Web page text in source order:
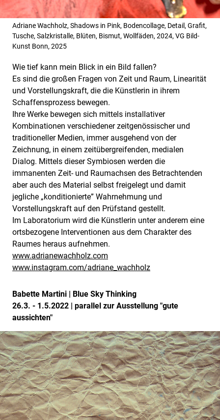
Adriane Wachholz, Shadows in Pink, Bodencollage, Detail, Grafit,
Tusche, Salzkristalle, Blüten, Bismut, Wollfäden, 2024, VG Bild-
Kunst Bonn, 2025
Wie tief kann mein Blick in ein Bild fallen?
Es sind die großen Fragen von Zeit und Raum, Linearität
und Vorstellungskraft, die die Künstlerin in ihrem
Schaffensprozess bewegen.
Ihre Werke bewegen sich mittels installativer
Kombinationen verschiedener zeitgenössischer und
traditioneller Medien, immer ausgehend von der
Zeichnung, in einem zeitübergreifenden, medialen
Dialog. Mittels dieser Symbiosen werden die
immanenten Zeit- und Raumachsen des Betrachtenden
aber auch des Material selbst freigelegt und damit
jegliche „konditionierte” Wahrnehmung und
Vorstellungskraft auf den Prüfstand gestellt.
Im Laboratorium wird die Künstlerin unter anderem eine
ortsbezogene Interventionen aus dem Charakter des
Raumes heraus aufnehmen.
www.adrianewachholz.com
www.instagram.com/adriane_wachholz
Babette Martini | Blue Sky Thinking
26.3. - 1.5.2022 | parallel zur Ausstellung "gute
aussichten"